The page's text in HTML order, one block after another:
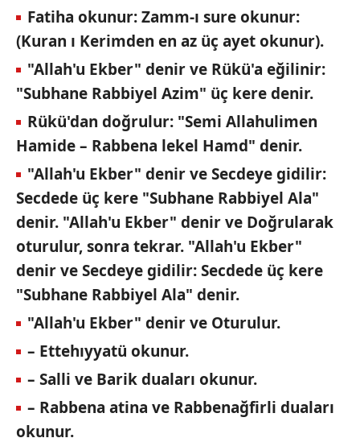
Fatiha okunur: Zamm-ı sure okunur:
(Kuran ı Kerimden en az üç ayet okunur).
"Allah'u Ekber" denir ve Rükü'a eğilinir:
"Subhane Rabbiyel Azim" üç kere denir.
Rükü'dan doğrulur: "Semi Allahulimen
Hamide – Rabbena lekel Hamd" denir.
"Allah'u Ekber" denir ve Secdeye gidilir:
Secdede üç kere "Subhane Rabbiyel Ala"
denir. "Allah'u Ekber" denir ve Doğrularak
oturulur, sonra tekrar. "Allah'u Ekber"
denir ve Secdeye gidilir: Secdede üç kere
"Subhane Rabbiyel Ala" denir.
"Allah'u Ekber" denir ve Oturulur.
– Ettehıyyatü okunur.
– Salli ve Barik duaları okunur.
– Rabbena atina ve Rabbenağfirli duaları
okunur.